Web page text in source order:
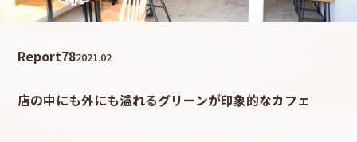
アフターサービス
Report782021.02
店の中にも外にも溢れるグリーンが印象的なカフェ